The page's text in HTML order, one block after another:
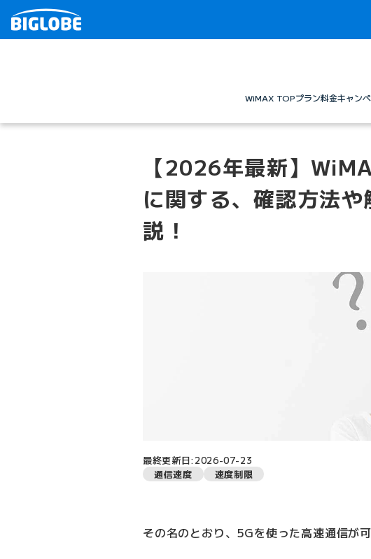
WiMAX TOPプラン料金キャン
【2026年最新】
に関する、確認方法
説！
最終更新日:2026-07-23
通信速度
速度制限
その名のとおり、5Gを使った高速通信が